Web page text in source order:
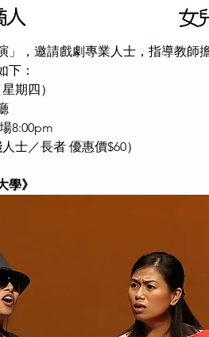
」，邀請戲劇專業人士，指導教
下 ：
期四）
8:00pm
士／長者 優惠價$60）
學》